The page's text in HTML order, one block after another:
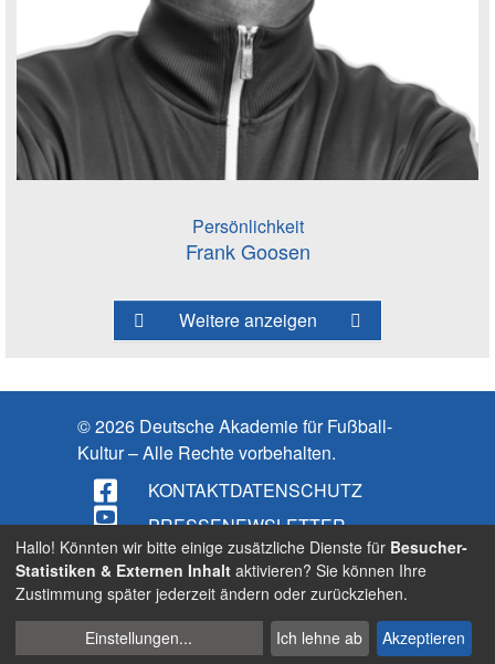
Persönlichkeit
Frank Goosen
Weitere anzeigen
© 2026 Deutsche Akademie für Fußball-
Kultur – Alle Rechte vorbehalten.
KONTAKTDATENSCHUTZ
PRESSENEWSLETTER
IMPRESSUM
BARRIEREFREIHEIT
Suche
Cookies
verwalten
Hallo! Könnten wir bitte einige zusätzliche Dienste für Besucher-
Statistiken & Externen Inhalt aktivieren? Sie können Ihre
Zustimmung später jederzeit ändern oder zurückziehen.
Einstellungen... Ich lehne ab Akzeptieren